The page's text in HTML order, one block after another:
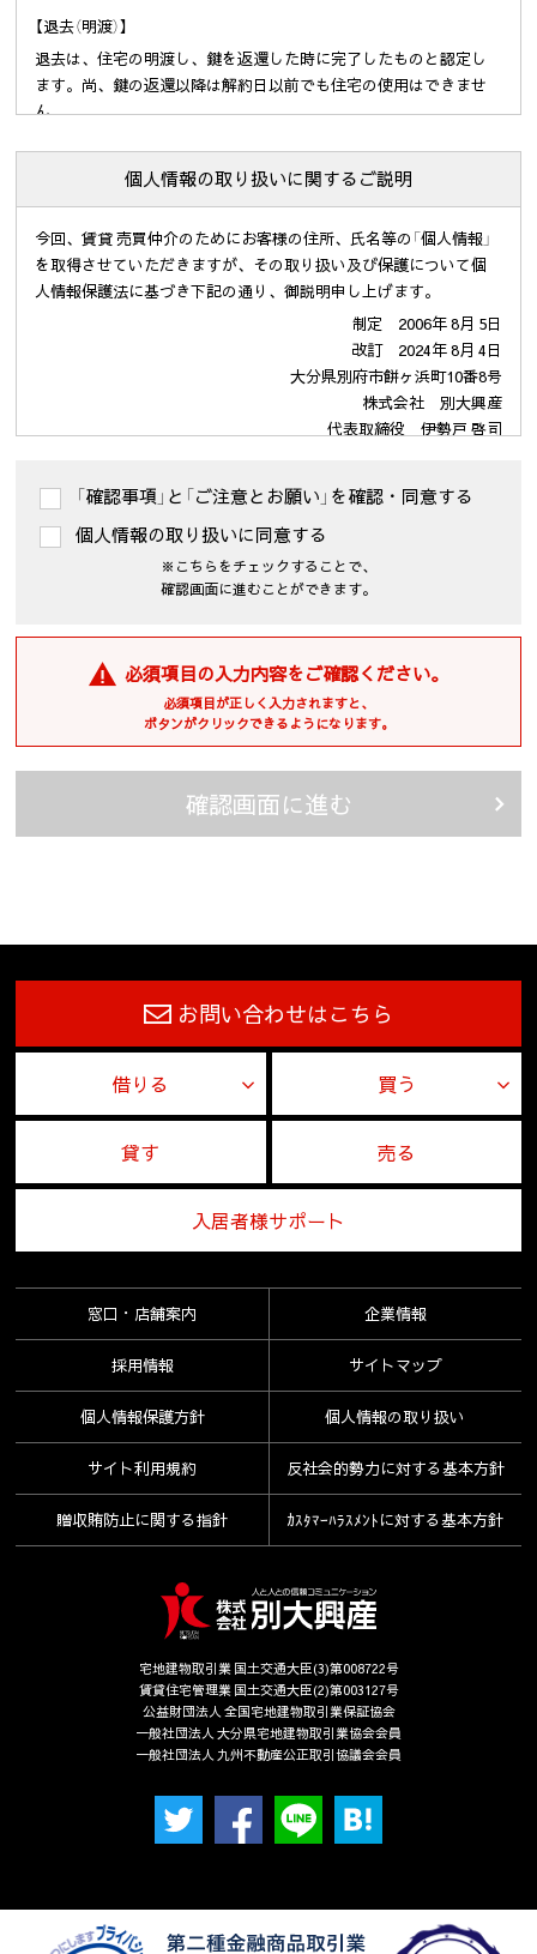
【退去（明渡）】
退去は、住宅の明渡し、鍵を返還した時に完了したものと認定し
ます。尚、鍵の返還以降は解約日以前でも住宅の使用はできませ
ん。
間につき賃料等の日割額の1.5倍に相当する金額を申し付けます。
去に掛かる費用は実費負担となります。引越しで出たダンボール
や家電製品等はゴミステーションに出せませんので、最寄りの市
役所までお問合せください。
室内の清掃をお願い致します。状況次第では清掃代をご負担して
いただく場合がございますのでご了承ください。
玄関・窓の戸締り・電気ブレーカーを下げてください（冬季は、給
湯器凍結防止の為ブレーカーは落とさないで下さい）。
解約日以前に住宅を退去されても、解約日まで賃料は頂きます。
口座振替等の関係で退去する月の家賃等を満額支払ってしまう場
合、上記口座に日割賃料等を敷金返金と合算してご返金します。
し、料金を精算してください。
ただし、管理会社・貸主検針・水道料定額・無料の場合は、連絡
不要です（管理会社にて水道検針を行っております物件に関しまし
ては、最終水道料金は敷金ご精算時に相殺させていただきます）。
また、インターネットの解約手続並びにモデム回収・工事も鍵の
ご返却までに済ませてください。
【安心サポートへ加入されている方へ】
【全管協少額短期保険株式会社 入居者総合安心保険へ加入されて
続きをお願い致します。ご本人様のみの受付となります。
全管協少額短期保険株式会社 解約受付センター：0120-208-
001（土・日・祝日、年末年始の休業日を除く 9：00～18：00）
【東京海上ミレア少額短期保険株式会社 新お部屋の保険・お部屋
の保険ワイドへ加入されている方へ】
続きをお願い致します。ご本人様のみの受付となります。
東京海上ミレア少額短期保険(株) 解約受付センター：0120-670-
055（土・日・祝日を除く 9：30～17：00）
個人情報の取り扱いに関するご説明
今回、賃貸 売買仲介のためにお客様の住所、氏名等の「個人情報」
を取得させていただきますが、その取り扱い及び保護について個
人情報保護法に基づき下記の通り、御説明申し上げます。
制定 2006年 8月 5日
改訂 2024年 8月 4日
大分県別府市餅ヶ浜町10番8号
株式会社 別大興産
代表取締役 伊勢戸 啓司
当社が保有するお客様の個人情報は、次の目的のために利用させ
て頂きます。
(1)・不動産の売買については「不動産物件の紹介及び付随する売買
契約の締結、仲介業務」
絡、賃貸借契約、保証契約、保証委託契約、管理委託契約、そ
れらに付随する契約の締結、仲介、履行、及び契約管理、契約
後の運営管理、アフターサービス等の実施、解約・退去精算業
務、転居後の連絡」
・企業主導型保育事業の運営のため
(3) 上記(1)の利用目的の達成に必要な範囲での、個人情報の第三者
への提供及び第三者からの提供。
ましたら、利用を停止致します。
(6) 個人情報保護のため、当社が以前から保有しています個人情報
の利用にあたっては、本人の同意を得たうえでご利用させて頂
(7) 防犯のための監視カメラの画像
(8) 名刺交換などで取得した取引先様の個人情報は、業務連絡・業
(9) 入社希望者の個人情報は入社希望者への情報提供、連絡・採用
業務管理のため、入社後は従業員の人事管理の目的のために使
用します。退職した従業員の情報は、在職中に管理していた情
報の開示等の申し出があった場合、その回答のため利用しま
２．個人情報の委託
当社は、1項(1)～(9)の利用目的・業務を履行する為、外部業者に
委託することがあります。この場合、契約等で個人情報の安全管
理に努めます。
３．個人情報の第三者提供
当社が保有する個人情報については、上記1.の利用目的達成の為
に、不動産情報、お名前、ご住所等の所要項目に付いては、書
に提供される場合がございます。尚、ご本人からの申し出があり
は、機密保持のために必要な措置を講じます。第三者への個人情
報の提供は、停止請求ができますが、契約履行上、管理上の支障
が生じることがあります。
(1) 取引の相手方となる者または見込者。あるいは取引の相手方と
なるもの又は見込者から委託を受けた賃貸運営会社等。
(2) 他の宅建・不動産管理業者。
(3) 建物の所有者、貸主、又は、建物所有者から委託を受けた賃貸
管理運営会社等。
(4) 賃料収納に関する大分銀行などの金融機関等
(5) 賃料債務保証に関わる家賃保証会社
お、共同利用させていただくにあたっては、公正競争の確保に十
「確認事項」と「ご注意とお願い」を確認・同意する
個人情報の取り扱いに同意する
※こちらをチェックすることで、
確認画面に進むことができます。
必須項目の入力内容をご確認ください。
必須項目が正しく入力されますと、
ボタンがクリックできるようになります。
確認画面に進む
お問い合わせはこちら
借りる 買う
貸す 売る
入居者様サポート
宅地建物取引業 国土交通大臣(3)第008722号
賃貸住宅管理業 国土交通大臣(2)第003127号
公益財団法人 全国宅地建物取引業保証協会
一般社団法人 大分県宅地建物取引業協会会員
一般社団法人 九州不動産公正取引協議会会員
窓口・店舗案内 企業情報
採用情報 サイトマップ
個人情報保護方針 個人情報の取り扱い
サイト利用規約 反社会的勢力に対する基本方針
贈収賄防止に関する指針 ｶｽﾀﾏｰﾊﾗｽﾒﾝﾄに対する基本方針